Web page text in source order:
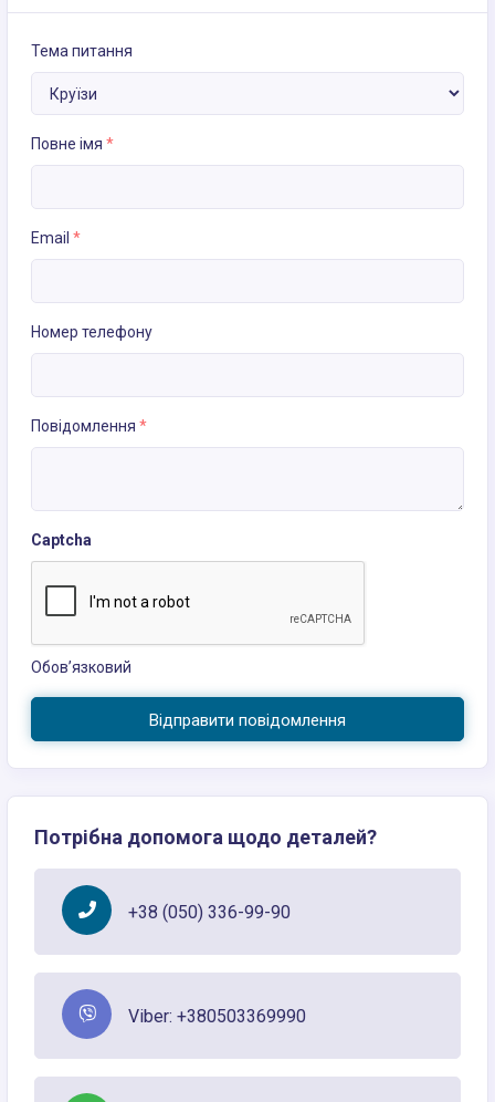
Тема питання
Повне імя *
Email *
Номер телефону
Повідомлення *
Captcha
Обов’язковий
Відправити повідомлення
Потрібна допомога щодо деталей?
+38 (050) 336-99-90
Viber: +380503369990